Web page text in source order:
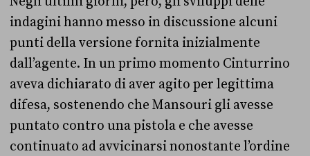
indagini hanno messo in discussione alcuni
punti della versione fornita inizialmente
dall’agente. In un primo momento Cinturrino
aveva dichiarato di aver agito per legittima
difesa, sostenendo che Mansouri gli avesse
puntato contro una pistola e che avesse
continuato ad avvicinarsi nonostante l’ordine